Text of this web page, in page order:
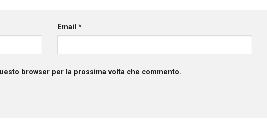
Email *
browser per la prossima volta che commento.